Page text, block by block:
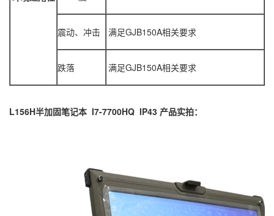
震动、冲击 满足GJB150A相关要求
跌落 满足GJB150A相关要求
L156H半加固笔记本 I7-7700HQ IP43 产品实拍：